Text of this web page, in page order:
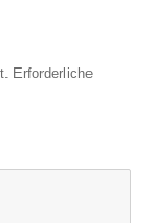
Erforderliche